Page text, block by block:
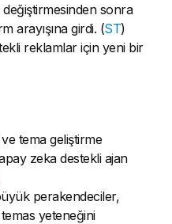
değiştirmesinden sonra
arayışına girdi. (ST)
reklamlar için yeni bir
tema geliştirme
zeka destekli ajan
perakendeciler,
yeteneğini